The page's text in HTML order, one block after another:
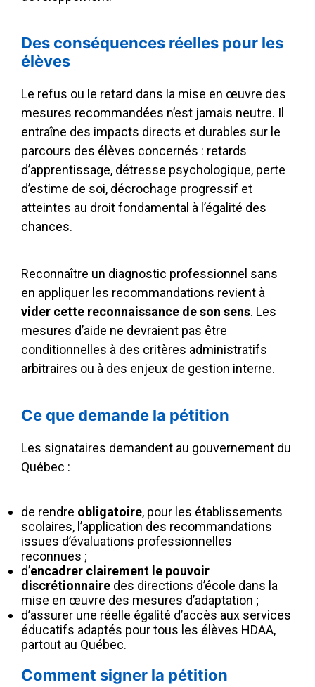
Des conséquences réelles pour les
élèves
Le refus ou le retard dans la mise en œuvre des
mesures recommandées n’est jamais neutre. Il
entraîne des impacts directs et durables sur le
parcours des élèves concernés : retards
d’apprentissage, détresse psychologique, perte
d’estime de soi, décrochage progressif et
atteintes au droit fondamental à l’égalité des
chances.
Reconnaître un diagnostic professionnel sans
en appliquer les recommandations revient à
vider cette reconnaissance de son sens. Les
mesures d’aide ne devraient pas être
conditionnelles à des critères administratifs
arbitraires ou à des enjeux de gestion interne.
Ce que demande la pétition
Les signataires demandent au gouvernement du
Québec :
de rendre obligatoire, pour les établissements
scolaires, l’application des recommandations
issues d’évaluations professionnelles
reconnues ;
d’encadrer clairement le pouvoir
discrétionnaire des directions d’école dans la
mise en œuvre des mesures d’adaptation ;
d’assurer une réelle égalité d’accès aux services
éducatifs adaptés pour tous les élèves HDAA,
partout au Québec.
Comment signer la pétition